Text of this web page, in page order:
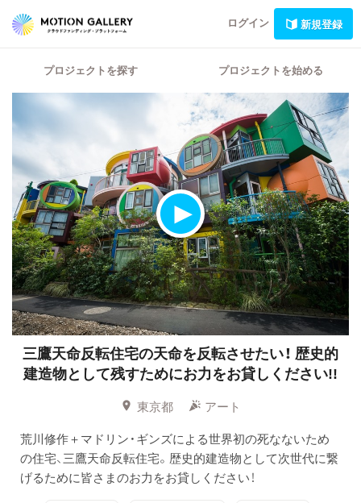
ログイン 新規登録
プロジェクトを探す プロジェクトを始める
三鷹天命反転住宅の天命を反転させたい！ 歴史的
建造物として残すためにお力をお貸しください!!
東京都
アート
荒川修作＋マドリン・ギンズによる世界初の死なないため
の住宅、三鷹天命反転住宅。歴史的建造物として次世代に繋
げるために皆さまのお力をお貸しください！